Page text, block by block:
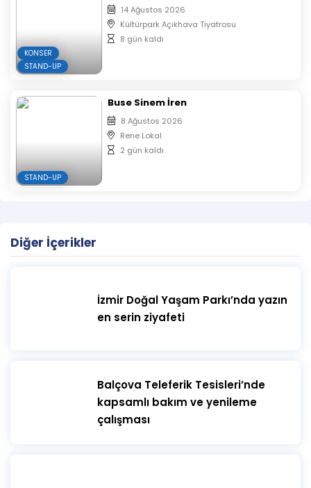
KONSER
STAND-UP
14 Ağustos 2026
Kültürpark Açıkhava Tiyatrosu
8 gün kaldı
STAND-UP
Buse Sinem İren
8 Ağustos 2026
Rene Lokal
2 gün kaldı
Diğer İçerikler
İzmir Doğal Yaşam Parkı’nda yazın
en serin ziyafeti
​Balçova Teleferik Tesisleri’nde
kapsamlı bakım ve yenileme
çalışması